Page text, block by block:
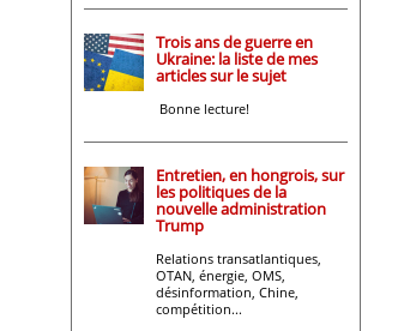
Trois ans de guerre en
Ukraine: la liste de mes
articles sur le sujet
Bonne lecture!
Entretien, en hongrois, sur
les politiques de la
nouvelle administration
Trump
Relations transatlantiques,
OTAN, énergie, OMS,
désinformation, Chine,
compétition...